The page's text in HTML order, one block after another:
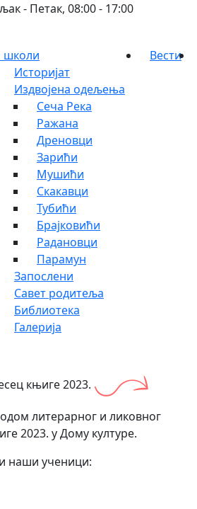
- Петак, 08:00 - 17:00
школи
Историјат
Издвојена одељења
Сеча Река
Ражана
Дреновци
Зарићи
Мушићи
Скакавци
Тубићи
Брајковићи
Радановци
Парамун
Запослени
Савет родитеља
Библиотека
Галерија
Вести
књиге 2023.
литерарног и ликовног
2023. у Дому културе.
наши ученици: